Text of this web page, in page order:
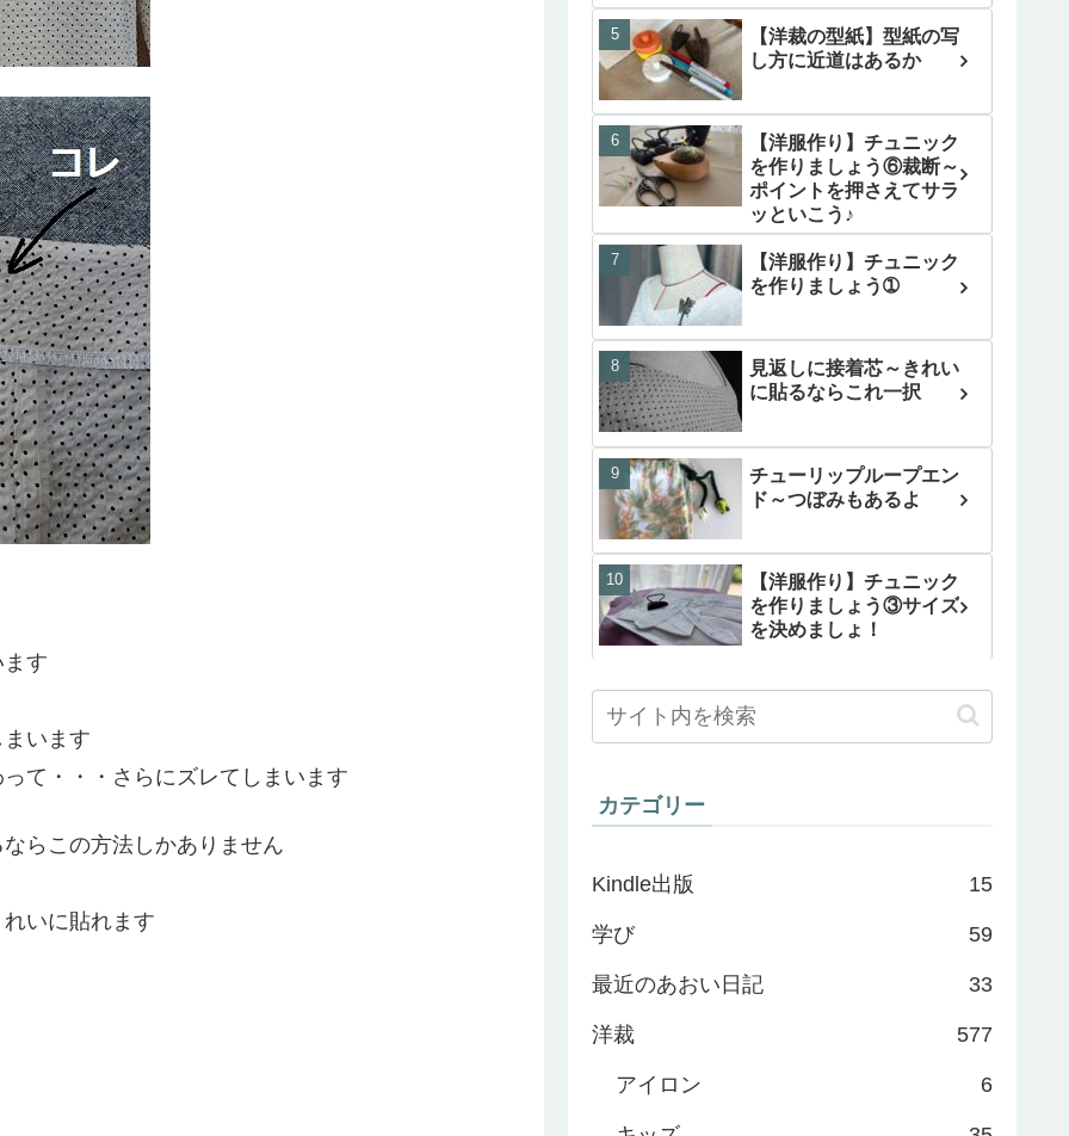
す
います
て・・・さらにズレてしまいます
らこの方法しかありません
いに貼れます
【洋裁の型紙】型紙の写
し方に近道はあるか
【洋服作り】チュニック
を作りましょう⑥裁断～
ポイントを押さえてサラ
ッといこう♪
【洋服作り】チュニック
を作りましょう➀
見返しに接着芯～きれい
に貼るならこれ一択
チューリップループエン
ド～つぼみもあるよ
【洋服作り】チュニック
を作りましょう③サイズ
を決めましょ！
カテゴリー
Kindle出版 15
学び 59
最近のあおい日記 33
洋裁 577
アイロン 6